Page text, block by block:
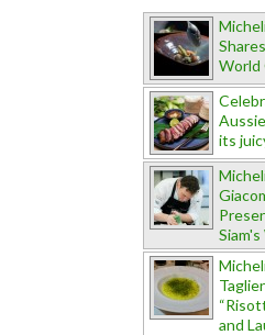
World
its
and